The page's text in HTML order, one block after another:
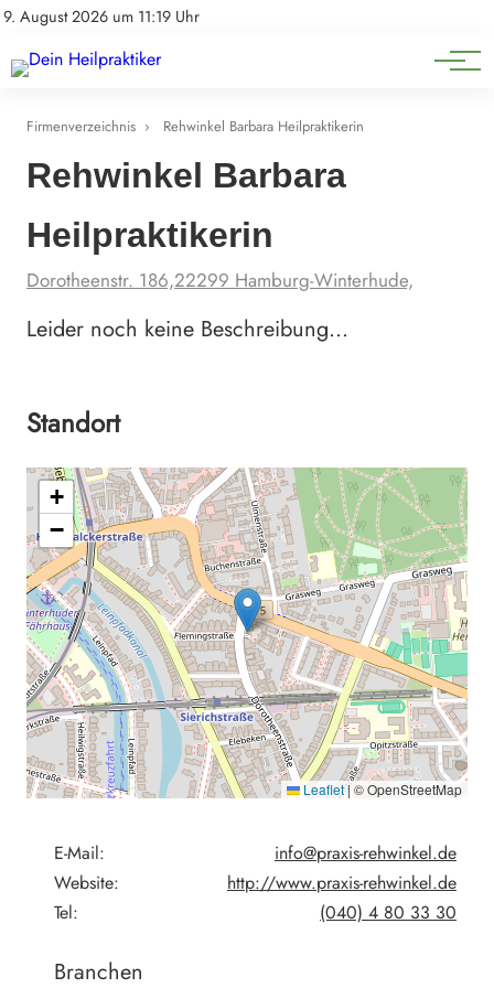
9. August 2026 um 11:19 Uhr
Impressum
Natürliche Medizin
Heilpflanzen & Kräuterkunde
Firmenverzeichnis › Rehwinkel Barbara Heilpraktikerin
Rehwinkel Barbara
Heilpraktikerin
Dorotheenstr. 186,22299 Hamburg-Winterhude,
Leider noch keine Beschreibung…
Standort
+
−
Leaflet|© OpenStreetMap
E-Mail:
info@praxis-rehwinkel.de
Website:
http://www.praxis-rehwinkel.de
Tel:
(040) 4 80 33 30
Branchen